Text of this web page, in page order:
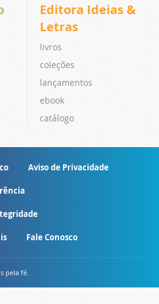
Editora Ideias &
Letras
livros
coleções
lançamentos
ebook
catálogo
Aviso de Privacidade
Fale Conosco
pela fé.